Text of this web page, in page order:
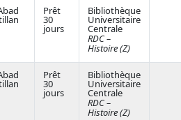
Prêt
30
jours
Bibliothèque
Universitaire
Centrale
RDC –
Histoire (Z)
Prêt
30
jours
Bibliothèque
Universitaire
Centrale
RDC –
Histoire (Z)